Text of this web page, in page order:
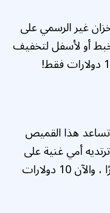
غير الرسمي على
أو لأسفل لتخفيف
تساعد هذا القميص
أمي غنية على
متن يخت في هامبتونز-كان 26 دولارًا ، والآن 10 دولارات